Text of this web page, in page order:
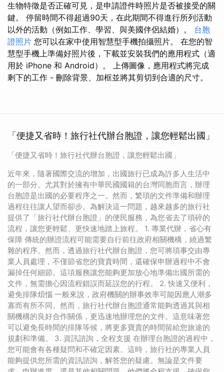
生物特徵是否正確可見，是申請證件時照片是否被接受的關
鍵。 停留時間不得超過90天，在此期間不得進行所列活動
以外的活動（例如工作、學習、與美國伴侶結婚）。 台胞
證照片 您可以在家中使用智慧型手機拍攝照片。 在您的智
慧型手機上準備好照片後，下載並安裝我們的應用程式（適
用於 iPhone 和 Android）。 上傳圖像，應用程式將完成
剩下的工作 - 刪除背景、加框並將其剪切到合適的尺寸。
「便捷又省時！旅行社代辦台胞證，讓您輕鬆出國」
「便捷又省時！旅行社代辦台胞證，讓您輕鬆出國」
近年來，隨著國際交流的增加，出國旅行已成為許多人生活中
的一部分。尤其對於擁有中華民國國籍的台灣同胞而言，辦理
台胞證是出國的必要程序之一。然而，繁瑣的文件準備和辦理
過程往往讓人望而卻步。為解決這一問題，越來越多的旅行社
提供了「旅行社代辦台胞證」的便民服務，為您省去了瑣碎的
流程，讓您更輕鬆、更快速地踏上旅程。 1. 專業代辦，省心有
保障 傳統的辦證流程可能需要自行前往政府相關機構，繞過繁
雜的程序。然而，透過旅行社代辦台胞證，您可將瑣事交由專
業人員處理，不僅節省您的寶貴時間，還確保申辦過程中不會
漏掉任何細節。這項服務讓您能夠更加放心地準備出國所需的
文件，無需擔心因流程錯誤而延誤您的行程。 2. 快速又便利，
避免排隊煩惱 一般來說，政府機關的辦事效率可能因應人潮多
寡而有所不同。然而，旅行社代辦台胞證通常能夠透過其與相
關機構的良好合作關係，更迅速地辦理您的文件。這意味著您
可以避免長時間的排隊等候，將更多寶貴的時間留給您旅途的
規劃和準備。 3. 資訊諮詢，全程支援 在辦理台胞證的過程中，
您可能會有各種疑問和不確定因素。這時，旅行社的專業人員
能夠提供您所需的資訊諮詢，解答您的疑慮。無論是文件要